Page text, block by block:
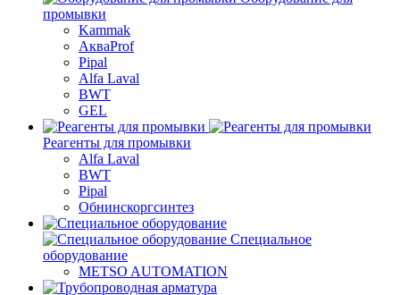
промывки
Kammak
АкваProf
Pipal
Alfa Laval
BWT
GEL
Реагенты для промывки
Alfa Laval
BWT
Pipal
Обнинскоргсинтез
Специальное
оборудование
METSO AUTOMATION